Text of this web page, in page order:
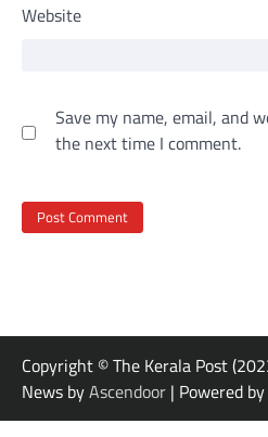
Website
Save my name, email, and
the next time I comment.
Copyright © The Kerala Post
News byAscendoor | Powered by